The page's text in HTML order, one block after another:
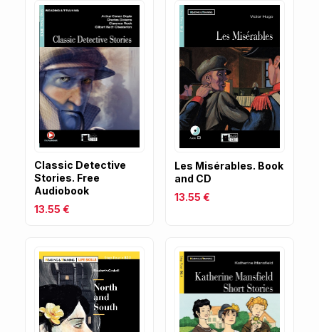
Classic Detective
Stories. Free
Audiobook
13.55 €
Les Misérables. Book
and CD
13.55 €